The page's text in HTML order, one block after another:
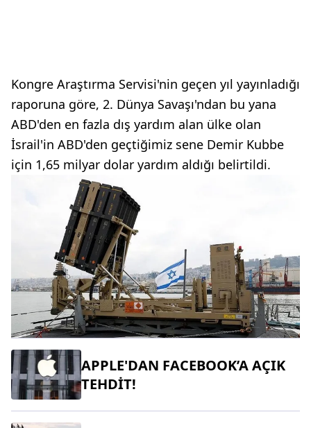
Kongre Araştırma Servisi'nin geçen yıl yayınladığı
raporuna göre, 2. Dünya Savaşı'ndan bu yana
ABD'den en fazla dış yardım alan ülke olan
İsrail'in ABD'den geçtiğimiz sene Demir Kubbe
için 1,65 milyar dolar yardım aldığı belirtildi.
APPLE'DAN FACEBOOK’A AÇIK
TEHDİT!